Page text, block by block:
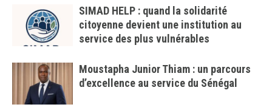
SIMAD HELP : quand la solidarité
citoyenne devient une institution au
service des plus vulnérables
Moustapha Junior Thiam : un parcours
d’excellence au service du Sénégal